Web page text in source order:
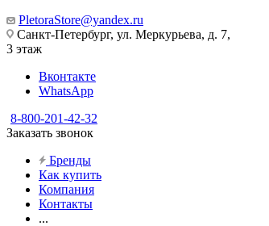
PletoraStore@yandex.ru
Санкт-Петербург, ул. Меркурьева, д. 7,
3 этаж
Вконтакте
WhatsApp
8-800-201-42-32
Заказать звонок
Бренды
Как купить
Компания
Контакты
...